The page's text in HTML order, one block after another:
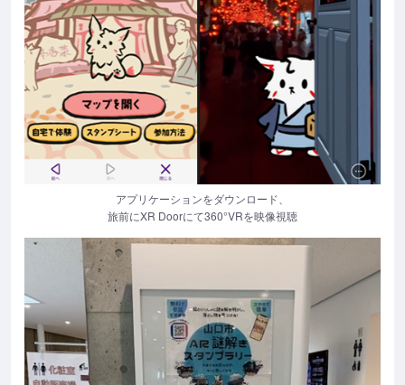
アプリケーションをダウンロード、
旅前にXR Doorにて360°VRを映像視聴